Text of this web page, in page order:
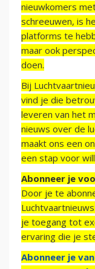
nieuwkomers
schreeuwen, is
platforms te
maar ook
doen.
Bij
vind je die
leveren van het
nieuws over de
maakt ons een
een stap voor
Abonneer je
Door je te
je toegang tot
ervaring die je
Abonneer je